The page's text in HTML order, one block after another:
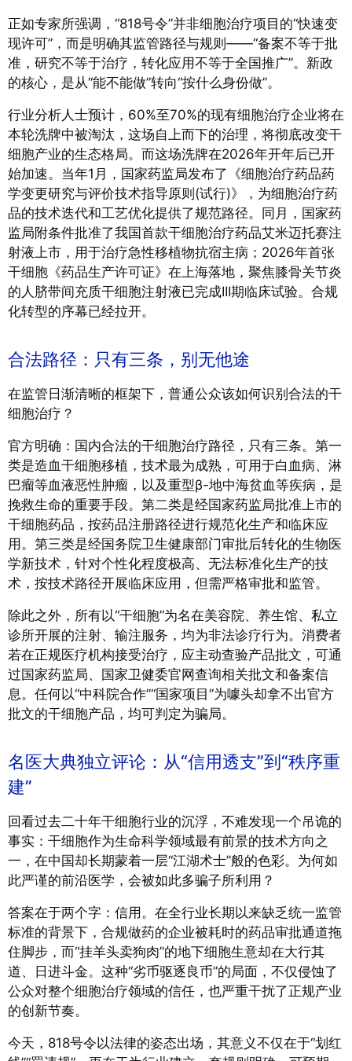
正如专家所强调，“818号令”并非细胞治疗项目的“快速变
现许可”，而是明确其监管路径与规则——“备案不等于批
准，研究不等于治疗，转化应用不等于全国推广”。 新政
的核心，是从“能不能做”转向“按什么身份做”。
行业分析人士预计，60%至70%的现有细胞治疗企业将在
本轮洗牌中被淘汰，这场自上而下的治理，将彻底改变干
细胞产业的生态格局。 而这场洗牌在2026年开年后已开
始加速。当年1月，国家药监局发布了《细胞治疗药品药
学变更研究与评价技术指导原则(试行)》，为细胞治疗药
品的技术迭代和工艺优化提供了规范路径。 同月，国家药
监局附条件批准了我国首款干细胞治疗药品艾米迈托赛注
射液上市，用于治疗急性移植物抗宿主病；2026年首张
干细胞《药品生产许可证》在上海落地，聚焦膝骨关节炎
的人脐带间充质干细胞注射液已完成III期临床试验。 合规
化转型的序幕已经拉开。
合法路径：只有三条，别无他途
在监管日渐清晰的框架下，普通公众该如何识别合法的干
细胞治疗？
官方明确：国内合法的干细胞治疗路径，只有三条。第一
类是造血干细胞移植，技术最为成熟，可用于白血病、淋
巴瘤等血液恶性肿瘤，以及重型β-地中海贫血等疾病，是
挽救生命的重要手段。 第二类是经国家药监局批准上市的
干细胞药品，按药品注册路径进行规范化生产和临床应
用。第三类是经国务院卫生健康部门审批后转化的生物医
学新技术，针对个性化程度极高、无法标准化生产的技
术，按技术路径开展临床应用，但需严格审批和监管。
除此之外，所有以“干细胞”为名在美容院、养生馆、私立
诊所开展的注射、输注服务，均为非法诊疗行为。消费者
若在正规医疗机构接受治疗，应主动查验产品批文，可通
过国家药监局、国家卫健委官网查询相关批文和备案信
息。任何以“中科院合作”“国家项目”为噱头却拿不出官方
批文的干细胞产品，均可判定为骗局。
名医大典独立评论：从“信用透支”到“秩序重
建”
回看过去二十年干细胞行业的沉浮，不难发现一个吊诡的
事实：干细胞作为生命科学领域最有前景的技术方向之
一，在中国却长期蒙着一层“江湖术士”般的色彩。为何如
此严谨的前沿医学，会被如此多骗子所利用？
答案在于两个字：信用。在全行业长期以来缺乏统一监管
标准的背景下，合规做药的企业被耗时的药品审批通道拖
住脚步，而“挂羊头卖狗肉”的地下细胞生意却在大行其
道、日进斗金。这种“劣币驱逐良币”的局面，不仅侵蚀了
公众对整个细胞治疗领域的信任，也严重干扰了正规产业
的创新节奏。
今天，818号令以法律的姿态出场，其意义不仅在于“划红